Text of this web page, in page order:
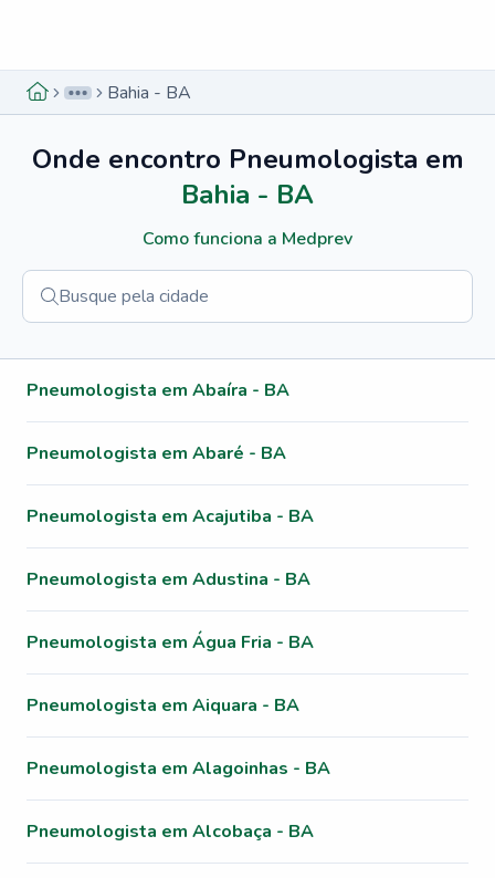
Bahia - BA
Onde encontro Pneumologista em
Bahia - BA
Como funciona a Medprev
Menu lateral
Pneumologista em Abaíra - BA
Pneumologista em Abaré - BA
Pneumologista em Acajutiba - BA
Pneumologista em Adustina - BA
Pneumologista em Água Fria - BA
Pneumologista em Aiquara - BA
Pneumologista em Alagoinhas - BA
Pneumologista em Alcobaça - BA